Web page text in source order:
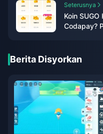
Seterusnya
Koin
Codapay?
Berita Disyorkan